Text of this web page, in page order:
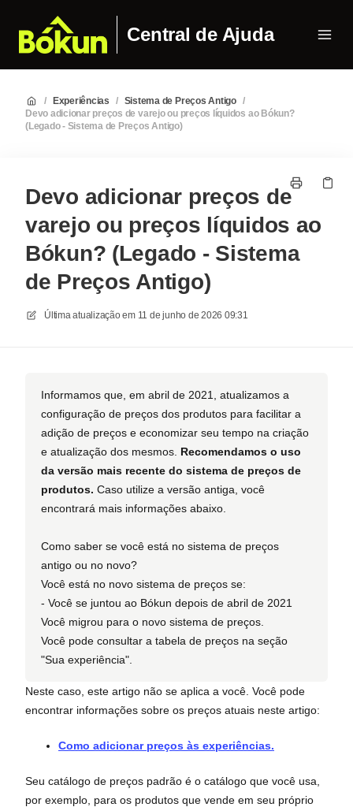
Central de Ajuda
/ Experiências / Sistema de Preços Antigo /
Devo adicionar preços de varejo ou preços líquidos ao Bókun?
(Legado - Sistema de Preços Antigo)
Devo adicionar preços de
varejo ou preços líquidos ao
Bókun? (Legado - Sistema
de Preços Antigo)
Última atualização em 11 de junho de 2026 09:31
Informamos que, em abril de 2021, atualizamos a
configuração de preços dos produtos para facilitar a
adição de preços e economizar seu tempo na criação
e atualização dos mesmos. Recomendamos o uso
da versão mais recente do sistema de preços de
produtos. Caso utilize a versão antiga, você
encontrará mais informações abaixo.
Como saber se você está no sistema de preços
antigo ou no novo?
Você está no novo sistema de preços se:
- Você se juntou ao Bókun depois de abril de 2021
Você migrou para o novo sistema de preços.
Você pode consultar a tabela de preços na seção
"Sua experiência".
Neste caso, este artigo não se aplica a você. Você pode
encontrar informações sobre os preços atuais neste artigo:
Como adicionar preços às experiências.
Seu catálogo de preços padrão é o catálogo que você usa,
por exemplo, para os produtos que vende em seu próprio